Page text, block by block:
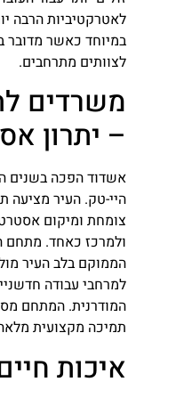
לאטרקטיביות הרבה
במיוחד כאשר מדובר
לצוותים מתרחבים.
משרדים
– יתרון
אשדוד הפכה בשנים
היי-טק. העיר מציעה
צומחת ומיקום
הממוקם בלב העיר
למרחבי עבודה
המודרנית. המתחם
תמיכה מקצועית
איכות